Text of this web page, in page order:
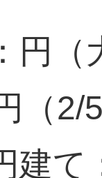
円
（2/
建